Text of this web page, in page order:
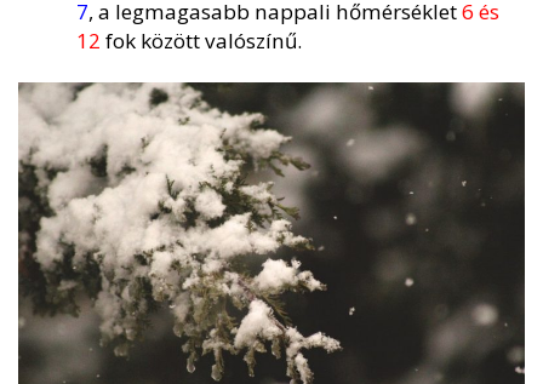
7, a legmagasabb nappali hőmérséklet6 és
12 fok között valószínű.